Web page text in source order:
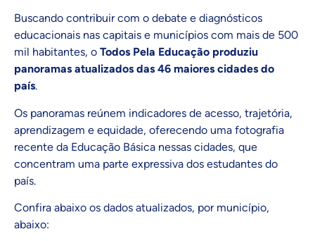
Buscando contribuir com o debate e diagnósticos
educacionais nas capitais e municípios com mais de 500
mil habitantes, o Todos Pela Educação produziu
panoramas atualizados das 46 maiores cidades do
país.
Os panoramas reúnem indicadores de acesso, trajetória,
aprendizagem e equidade, oferecendo uma fotografia
recente da Educação Básica nessas cidades, que
concentram uma parte expressiva dos estudantes do
país.
Confira abaixo os dados atualizados, por município,
abaixo: